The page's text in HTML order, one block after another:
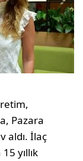
Pazara
aldı. İlaç
yıllık